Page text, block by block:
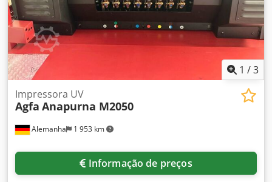
1 /3
Alemanha 1 953 km
Impressora UV
Agfa Anapurna M2050
Informação de preços